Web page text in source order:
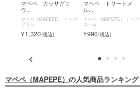
マペペ カッサグロ
ウ...
マペペ（MAPEPE） ヘア
ブラシ
1,320
マペペ トリートメ
ル...
マペペ（MAPEPE） ヘア
コーム
990
マペペ（MAPEPE） の人気商品ランキング